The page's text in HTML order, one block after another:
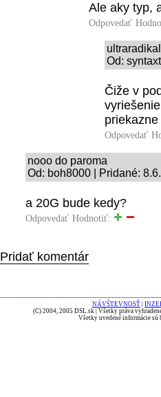
Ale aky typ,
Odpovedať
Od:
Čiže v
Odpovedať
nooo do paroma
Od: boh8000 | Pridané:
a 20G bude kedy?
Odpovedať Hodnotiť:
Pridať komentár
NÁVŠTEVNOSŤ
(C) 2004, 2005 DSL.sk | Všetky práva
Všetky uvedené informácie sú